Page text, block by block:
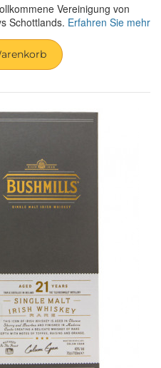
Vereinigung von
Schottlands. Erfahren Sie mehr